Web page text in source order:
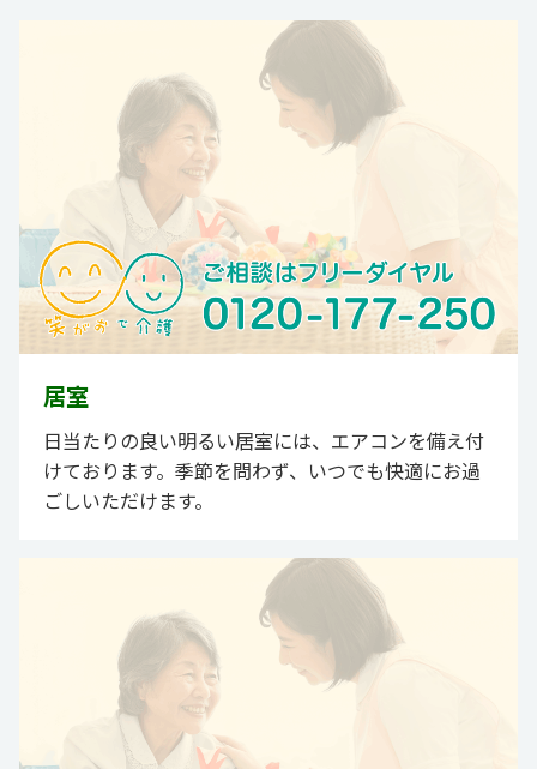
居室
日当たりの良い明るい居室には、エアコンを備え付
けております。季節を問わず、いつでも快適にお過
ごしいただけます。